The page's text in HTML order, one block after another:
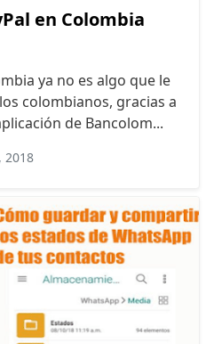
en Colombia
ya no es algo que le
colombianos, gracias a
de Bancolom...
2018